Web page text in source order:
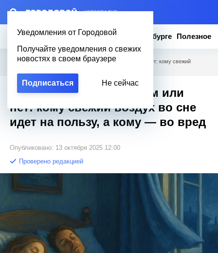
– НОВОСТИ ДНЯ
Уведомления от Городовой
Получайте уведомления о свежих
новостях в своем браузере
Подписаться Не сейчас
Новости Эксклюзив Вопросы о Петербурге Полезное
Городовой Полезное / Спать с открытым окном или нет: кому свежий
Спать с открытым окном или
нет: кому свежий воздух во сне
идет на пользу, а кому — во вред
Опубликовано: 13 октября 2025 12:00
Проверено редакцией